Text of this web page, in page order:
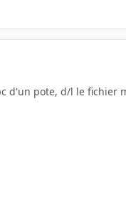
d'un pote, d/l le